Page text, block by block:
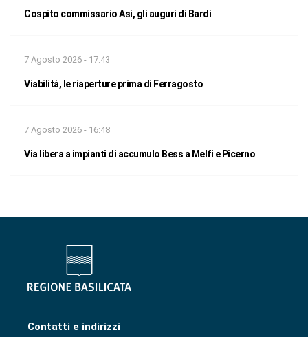
Cospito commissario Asi, gli auguri di Bardi
7 Agosto 2026 - 17:43
Viabilità, le riaperture prima di Ferragosto
7 Agosto 2026 - 16:48
Via libera a impianti di accumulo Bess a Melfi e Picerno
Contatti e indirizzi